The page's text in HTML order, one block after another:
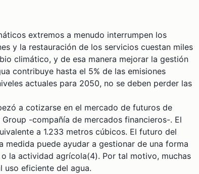
extremos a menudo interrumpen los
y la restauración de los servicios cuestan miles
climático, y de esa manera mejorar la gestión
contribuye hasta el 5% de las emisiones
actuales para 2050, no se deben perder las
a cotizarse en el mercado de futuros de
-compañía de mercados financieros-. El
a 1.233 metros cúbicos. El futuro del
puede ayudar a gestionar de una forma
la actividad agrícola(4). Por tal motivo, muchas
uso eficiente del agua.